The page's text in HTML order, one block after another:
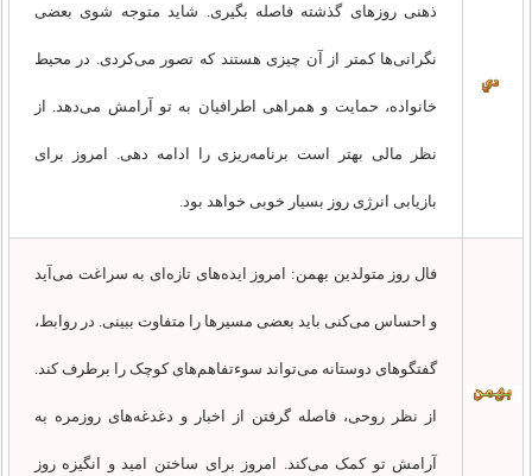
ذهنی روزهای گذشته فاصله بگیری. شاید متوجه شوی بعضی
نگرانی‌ها کمتر از آن چیزی هستند که تصور می‌کردی. در محیط
خانواده، حمایت و همراهی اطرافیان به تو آرامش می‌دهد. از
نظر مالی بهتر است برنامه‌ریزی را ادامه دهی. امروز برای
بازیابی انرژی روز بسیار خوبی خواهد بود.
فال روز متولدین بهمن: امروز ایده‌های تازه‌ای به سراغت می‌آید
و احساس می‌کنی باید بعضی مسیرها را متفاوت ببینی. در روابط،
گفتگوهای دوستانه می‌تواند سوءتفاهم‌های کوچک را برطرف کند.
از نظر روحی، فاصله گرفتن از اخبار و دغدغه‌های روزمره به
آرامش تو کمک می‌کند. امروز برای ساختن امید و انگیزه روز